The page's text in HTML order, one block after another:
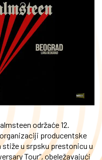
održaće 12.
producentske
stiže u srpsku prestonicu u
Tour“, obeležavajući